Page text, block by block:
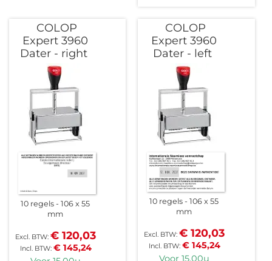
COLOP
Expert 3960
Dater - right
10 regels
106 x 55
mm
€ 145,24
€ 120,03
COLOP
Expert 3960
Dater - left
10 regels
106 x 55
mm
€ 145,24
€ 120,03
Voor 15.00u